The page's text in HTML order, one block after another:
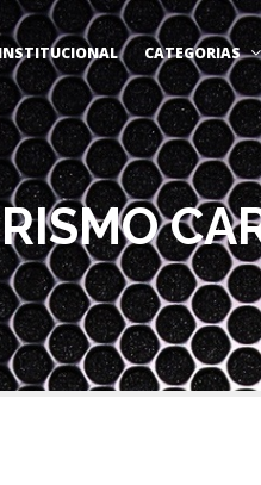
INSTITUCIONAL CATEGORIAS